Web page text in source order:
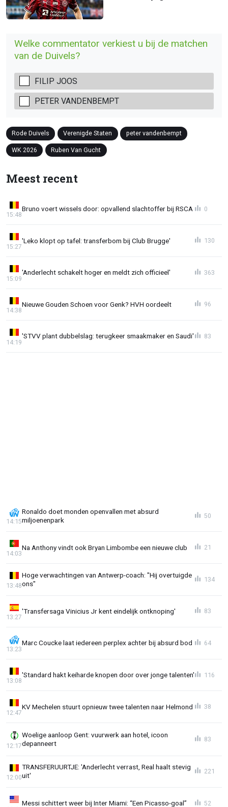
Welke commentator verkiest u bij de matchen
van de Duivels?
FILIP JOOS
PETER VANDENBEMPT
Rode Duivels Verenigde Staten peter vandenbempt
WK 2026 Ruben Van Gucht
Meest recent
Bruno voert wissels door: opvallend slachtoffer bij RSCA
15:48
0
'Leko klopt op tafel: transferbom bij Club Brugge'
15:27
130
'Anderlecht schakelt hoger en meldt zich officieel'
15:09
363
Nieuwe Gouden Schoen voor Genk? HVH oordeelt
14:38
96
'STVV plant dubbelslag: terugkeer smaakmaker en Saudi'
14:19
83
Ronaldo doet monden openvallen met absurd
miljoenenpark
14:15
50
Na Anthony vindt ook Bryan Limbombe een nieuwe club
14:03
21
Hoge verwachtingen van Antwerp-coach: "Hij overtuigde
ons"
13:48
134
'Transfersaga Vinicius Jr kent eindelijk ontknoping'
13:27
83
Marc Coucke laat iedereen perplex achter bij absurd bod
13:23
64
'Standard hakt keiharde knopen door over jonge talenten'
13:08
116
KV Mechelen stuurt opnieuw twee talenten naar Helmond
12:47
38
Woelige aanloop Gent: vuurwerk aan hotel, icoon
depanneert
12:17
83
TRANSFERUURTJE: 'Anderlecht verrast, Real haalt stevig
uit'
12:00
221
Messi schittert weer bij Inter Miami: “Een Picasso-goal” 52